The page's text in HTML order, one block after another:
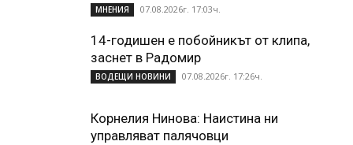
МНЕНИЯ 07.08.2026г. 17:03ч.
14-годишен е побойникът от клипа,
заснет в Радомир
ВОДЕЩИ НОВИНИ 07.08.2026г. 17:26ч.
Корнелия Нинова: Наистина ни
управляват палячовци